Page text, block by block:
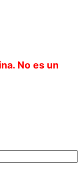
No es un